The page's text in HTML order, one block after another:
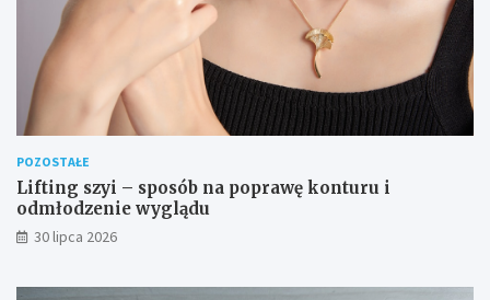
POZOSTAŁE
Lifting szyi – sposób na poprawę konturu i
odmłodzenie wyglądu
30 lipca 2026